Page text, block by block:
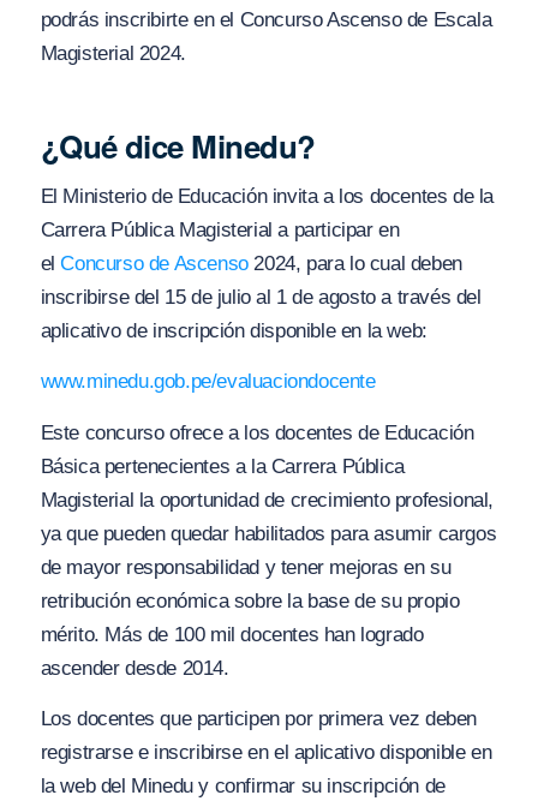
podrás inscribirte en el Concurso Ascenso de Escala
Magisterial 2024.
¿Qué dice Minedu?
El Ministerio de Educación invita a los docentes de la
Carrera Pública Magisterial a participar en
elConcurso de Ascenso2024, para lo cual deben
inscribirse del 15 de julio al 1 de agosto a través del
aplicativo de inscripción disponible en la web:
www.minedu.gob.pe/evaluaciondocente
Este concurso ofrece a los docentes de Educación
Básica pertenecientes a la Carrera Pública
Magisterial la oportunidad de crecimiento profesional,
ya que pueden quedar habilitados para asumir cargos
de mayor responsabilidad y tener mejoras en su
retribución económica sobre la base de su propio
mérito. Más de 100 mil docentes han logrado
ascender desde 2014.
Los docentes que participen por primera vez deben
registrarse e inscribirse en el aplicativo disponible en
la web del Minedu y confirmar su inscripción de